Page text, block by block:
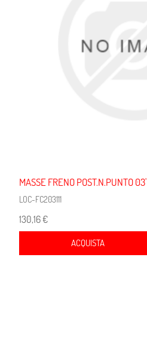
MASSE FRENO POST.N.PUNTO 03'
LOC-FC203111
130,16 €
ACQUISTA